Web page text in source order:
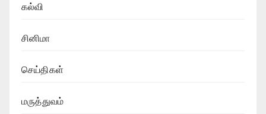
கல்வி
சினிமா
செய்திகள்
மருத்துவம்